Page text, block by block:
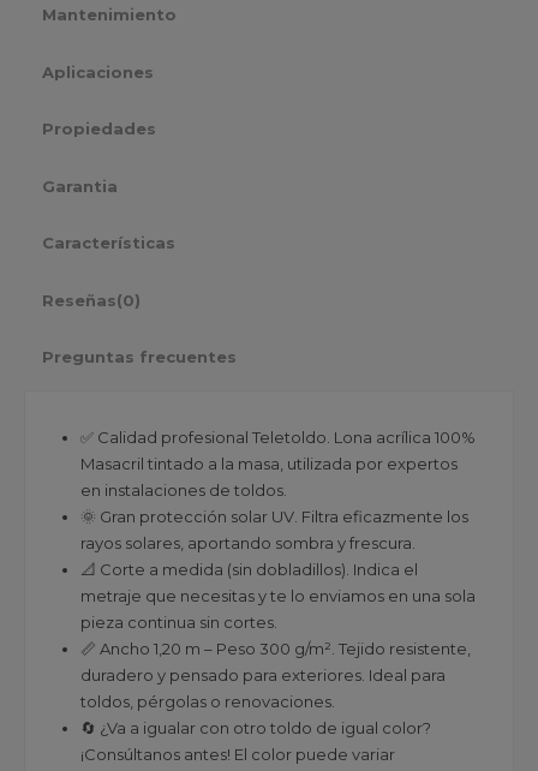
Mantenimiento
Aplicaciones
Propiedades
Garantia
Características
Reseñas(0)
Preguntas frecuentes
✅ Calidad profesional Teletoldo. Lona acrílica 100%
Masacril tintado a la masa, utilizada por expertos
en instalaciones de toldos.
🌞 Gran protección solar UV. Filtra eficazmente los
rayos solares, aportando sombra y frescura.
📐 Corte a medida (sin dobladillos). Indica el
metraje que necesitas y te lo enviamos en una sola
pieza continua sin cortes.
📏 Ancho 1,20 m – Peso 300 g/m². Tejido resistente,
duradero y pensado para exteriores. Ideal para
toldos, pérgolas o renovaciones.
🔄 ¿Va a igualar con otro toldo de igual color?
¡Consúltanos antes! El color puede variar